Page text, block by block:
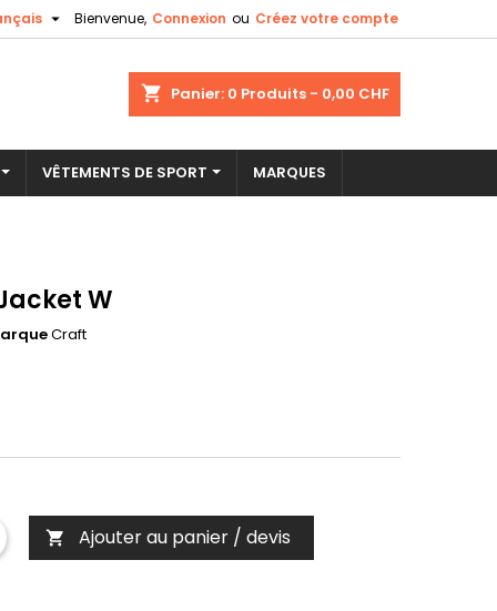
Bienvenue, Connexion ou Créez votre compte

shopping_cart Panier: 0 Produits - 0,00 CHF
VÊTEMENTS DE SPORT MARQUES
W
Craft
 Ajouter au panier / devis